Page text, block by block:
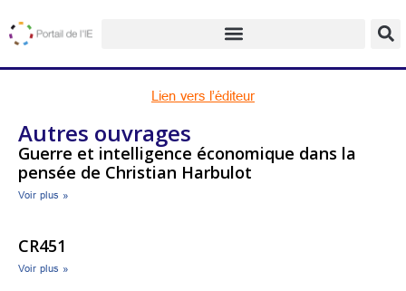
Lien vers l’éditeur
Autres ouvrages
Guerre et intelligence économique dans la
pensée de Christian Harbulot
Voir plus »
CR451
Voir plus »